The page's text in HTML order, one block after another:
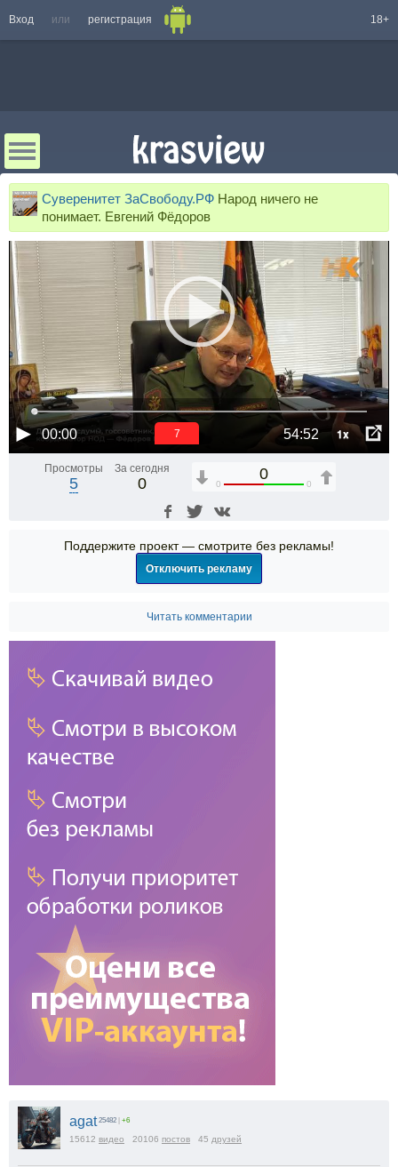
Вход или регистрация 18+
Суверенитет ЗаСвободу.РФ Народ ничего не
понимает. Евгений Фёдоров
00:00 54:52 1x
7
Просмотры
5
За сегодня
0
0
0 0
Поддержите проект — смотрите без рекламы!
Отключить рекламу
Читать комментарии
agat 25482 +6
15612 видео 20106 постов 45 друзей